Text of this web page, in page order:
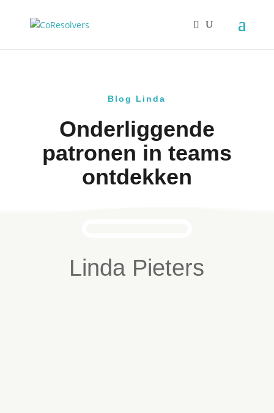
Blog Linda
Onderliggende
patronen in teams
ontdekken
Linda Pieters